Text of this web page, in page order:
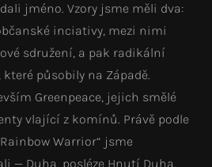
jméno. Vzory jsme měli dva:
inciativy, mezi nimi
sdružení, a pak radikální
působily na Západě.
Greenpeace, jejich smělé
vlající z komínů. Právě podle
Warrior“ jsme
— Duha, posléze Hnutí Duha.